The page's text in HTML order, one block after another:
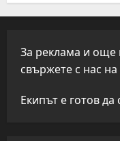
За реклама и още
свържете с нас
Екипът е готов